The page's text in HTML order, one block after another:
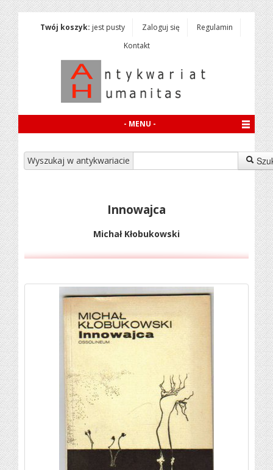
Twój koszyk: jest pusty Zaloguj się
Regulamin
Kontakt
- MENU -
Wyszukaj w antykwariacie
Innowajca
Michał Kłobukowski